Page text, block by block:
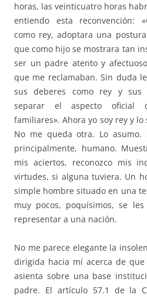
horas, las veinticuatro horas
entiendo esta reconvención:
como rey, adoptara una
que como hijo se mostrara tan
ser un padre atento y
que me reclamaban. Sin duda
sus deberes como rey y sus
separar el aspecto oficial
familiares». Ahora yo soy rey y
No me queda otra. Lo asumo.
principalmente, humano.
mis aciertos, reconozco mis
virtudes, si alguna tuviera. Un
simple hombre situado en una
muy pocos, poquísimos, se
representar a una nación.
No me parece elegante la
dirigida hacia mí acerca de
asienta sobre una base
padre. El artículo 57.1 de la